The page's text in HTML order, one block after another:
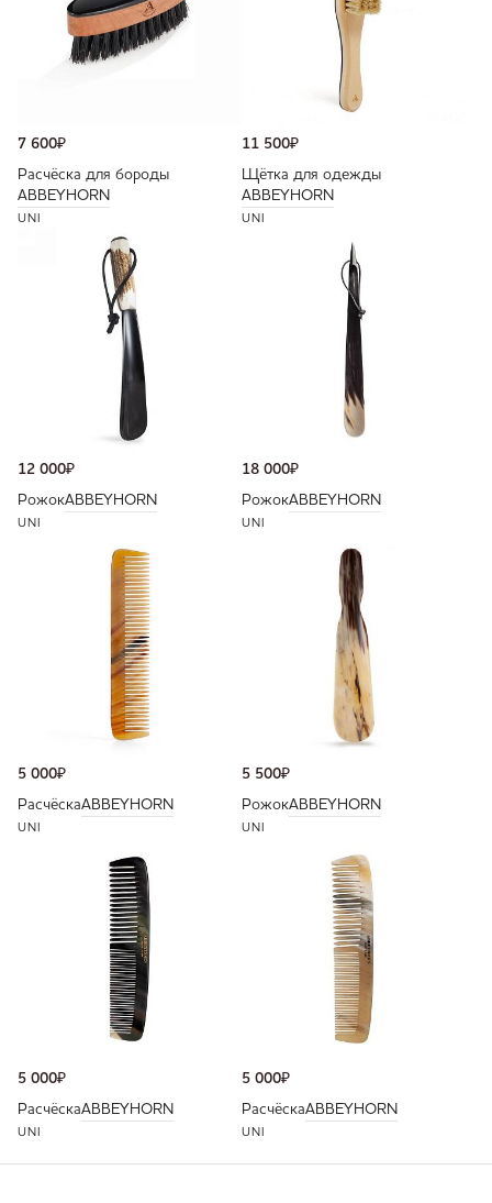
7 600₽
Расчёска для бороды
ABBEYHORN
UNI
11 500₽
Щётка для одежды
ABBEYHORN
UNI
12 000₽
РожокABBEYHORN
UNI
18 000₽
РожокABBEYHORN
UNI
5 000₽
РасчёскаABBEYHORN
UNI
5 500₽
РожокABBEYHORN
UNI
5 000₽
РасчёскаABBEYHORN
UNI
5 000₽
РасчёскаABBEYHORN
UNI